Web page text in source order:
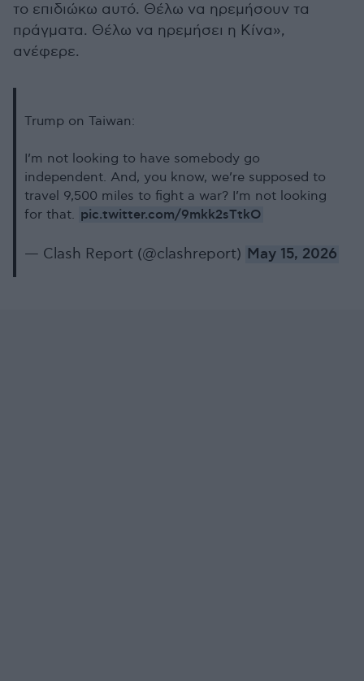
το επιδιώκω αυτό. Θέλω να ηρεμήσουν τα
πράγματα. Θέλω να ηρεμήσει η Κίνα»,
ανέφερε.
Trump on Taiwan:
I’m not looking to have somebody go
independent. And, you know, we’re supposed to
travel 9,500 miles to fight a war? I’m not looking
for that. pic.twitter.com/9mkk2sTtkO
— Clash Report (@clashreport) May 15, 2026